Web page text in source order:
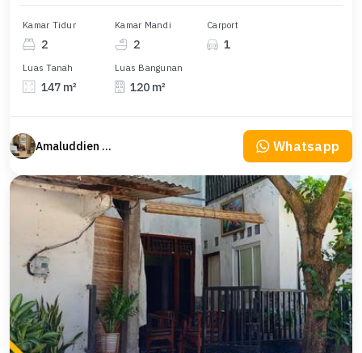
Kamar Tidur
2
Kamar Mandi
2
Carport
1
Luas Tanah
147 m²
Luas Bangunan
120 m²
Amaluddien Property Whatsapp